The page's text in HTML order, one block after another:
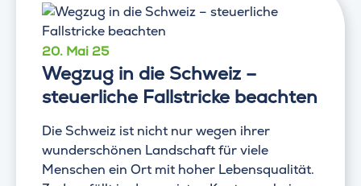
20. Mai 25
Wegzug in die Schweiz –
steuerliche Fallstricke beachten
Die Schweiz ist nicht nur wegen ihrer
wunderschönen Landschaft für viele
Menschen ein Ort mit hoher Lebensqualität.